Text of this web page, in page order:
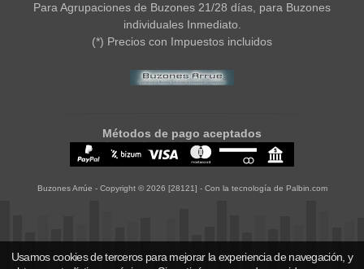
Para Agrupaciones de Buzones 21/28 días, para Buzones
individuales Inmediato.
(*) Precios con Impuestos incluidos
Métodos de pago aceptados
Buzones Arrúe - Copyright © 2026 [28121] - Con la tecnología de Palbin.com
Usamos cookies de terceros para mejorar la experiencia de navegación, y